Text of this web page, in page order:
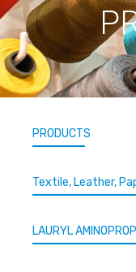
PRODUCTS
Textile, Leather,
LAURYL